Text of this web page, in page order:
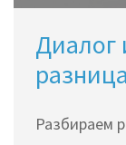
Диалог
Разбираем